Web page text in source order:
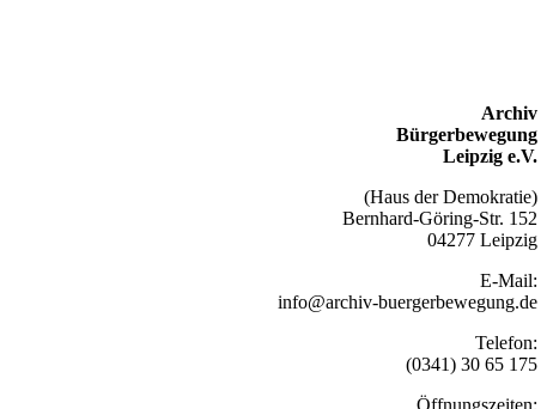
Archiv
Bürgerbewegung
Leipzig e.V.
(Haus der Demokratie)
Bernhard-Göring-Str. 152
04277 Leipzig
E-Mail:
info@archiv-buergerbewegung.de
Telefon:
(0341) 30 65 175
Öffnungszeiten: